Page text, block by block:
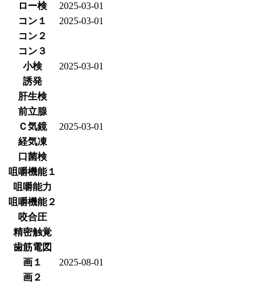
ロー検
2025-03-01
コン１
2025-03-01
コン２
コン３
小検
2025-03-01
誘発
肝生検
前立腺
Ｃ気鏡
2025-03-01
経気凍
口菌検
咀嚼機能１
咀嚼能力
咀嚼機能２
咬合圧
精密触覚
歯筋電図
画１
2025-08-01
画２